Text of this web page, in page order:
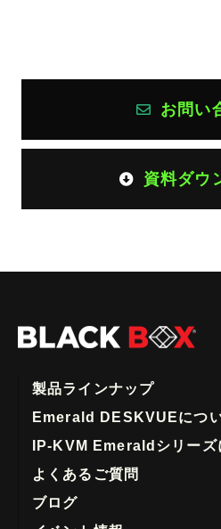
お問い
資料ダウ
製品ラインナップ
Emerald DESKVUEにつ
IP-KVM Emeraldシリーズ
よくあるご質問
ブログ